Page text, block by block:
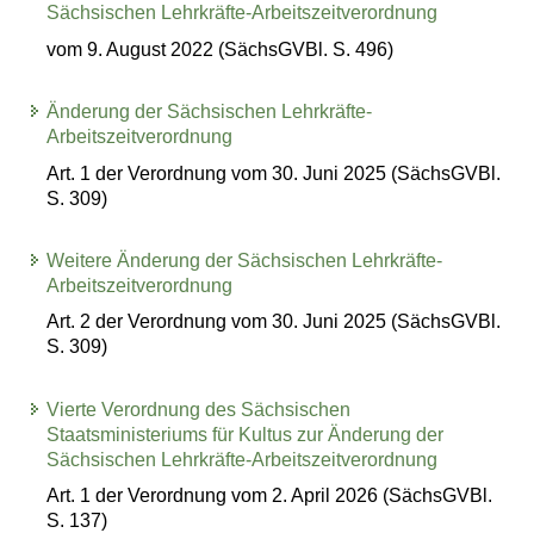
Sächsischen Lehrkräfte-Arbeitszeitverordnung
vom 9. August 2022 (SächsGVBl. S. 496)
Änderung der Sächsischen Lehrkräfte-
Arbeitszeitverordnung
Art. 1 der Verordnung vom 30. Juni 2025 (SächsGVBl.
S. 309)
Weitere Änderung der Sächsischen Lehrkräfte-
Arbeitszeitverordnung
Art. 2 der Verordnung vom 30. Juni 2025 (SächsGVBl.
S. 309)
Vierte Verordnung des Sächsischen
Staatsministeriums für Kultus zur Änderung der
Sächsischen Lehrkräfte-Arbeitszeitverordnung
Art. 1 der Verordnung vom 2. April 2026 (SächsGVBl.
S. 137)